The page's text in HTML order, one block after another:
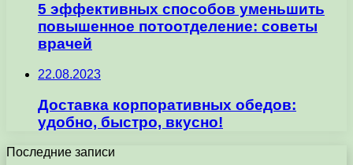
5 эффективных способов уменьшить
повышенное потоотделение: советы
врачей
22.08.2023
Доставка корпоративных обедов:
удобно, быстро, вкусно!
Последние записи